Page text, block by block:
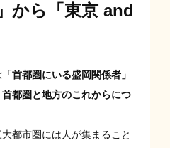
から「東京 and
首都圏にいる盛岡関係者」
都圏と地方のこれからにつ
都市圏には人が集まること